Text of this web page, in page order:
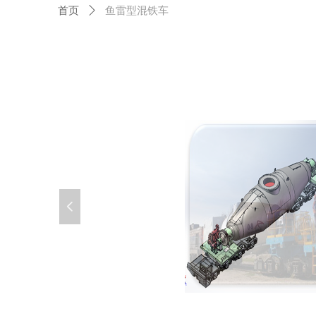
首页 ꄲ 鱼雷型混铁车
넳